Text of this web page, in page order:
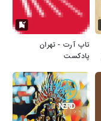
تاپ آرت - تهران
پادکست